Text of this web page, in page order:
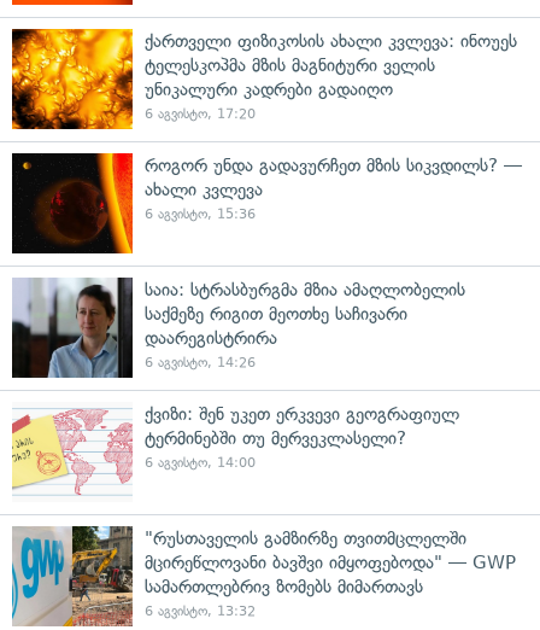
ქართველი ფიზიკოსის ახალი კვლევა: ინოუეს
ტელესკოპმა მზის მაგნიტური ველის
უნიკალური კადრები გადაიღო
6 აგვისტო, 17:20
როგორ უნდა გადავურჩეთ მზის სიკვდილს? —
ახალი კვლევა
6 აგვისტო, 15:36
საია: სტრასბურგმა მზია ამაღლობელის
საქმეზე რიგით მეოთხე საჩივარი
დაარეგისტრირა
6 აგვისტო, 14:26
ქვიზი: შენ უკეთ ერკვევი გეოგრაფიულ
ტერმინებში თუ მერვეკლასელი?
6 აგვისტო, 14:00
"რუსთაველის გამზირზე თვითმცლელში
მცირეწლოვანი ბავშვი იმყოფებოდა" — GWP
სამართლებრივ ზომებს მიმართავს
6 აგვისტო, 13:32